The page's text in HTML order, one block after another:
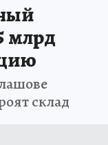
млрд
склад